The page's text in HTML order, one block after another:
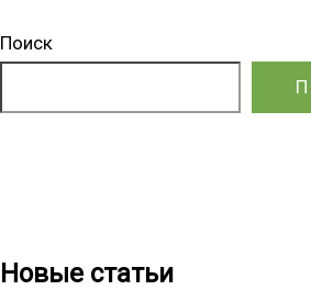
Поиск
Новые статьи